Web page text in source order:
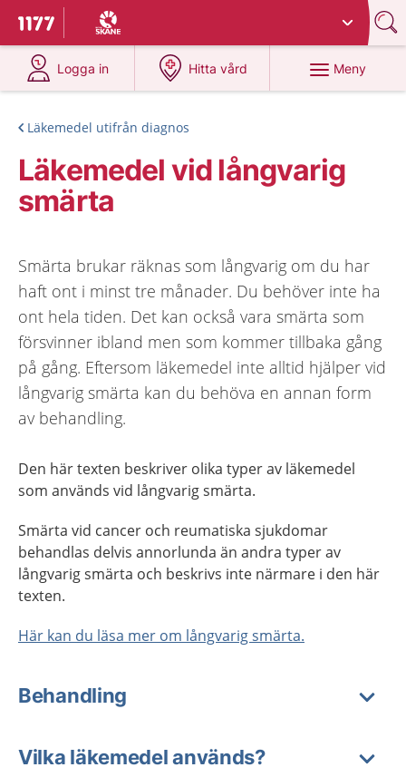
Till startsidan för 1177
Du har valt region
Logga in
på 1177.se
Hitta vård
på 1177.se
Meny
Läkemedel utifrån diagnos
Läkemedel vid långvarig
smärta
Smärta brukar räknas som långvarig om du har
haft ont i minst tre månader. Du behöver inte ha
ont hela tiden. Det kan också vara smärta som
försvinner ibland men som kommer tillbaka gång
på gång. Eftersom läkemedel inte alltid hjälper vid
långvarig smärta kan du behöva en annan form
av behandling.
Den här texten beskriver olika typer av läkemedel
som används vid långvarig smärta.
Smärta vid cancer och reumatiska sjukdomar
behandlas delvis annorlunda än andra typer av
långvarig smärta och beskrivs inte närmare i den här
texten.
Här kan du läsa mer om långvarig smärta.
Behandling
Vilka läkemedel används?